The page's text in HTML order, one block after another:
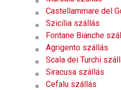
Castellammare del
Szicília szállás
Fontane Bianche
Agrigento szállás
Scala dei Turchi
Siracusa szállás
Cefalu szállás